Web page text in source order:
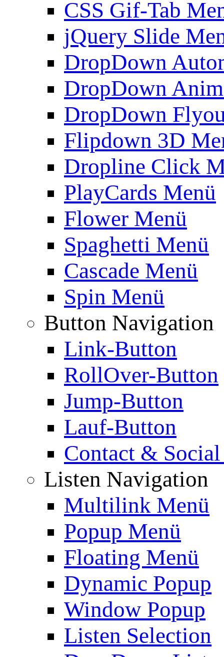
CSS Gif-Tab
jQuery Slide
DropDown
DropDown
DropDown
Flipdown 3D
Dropline Click
PlayCards Menü
Flower Menü
Spaghetti Menü
Cascade Menü
Spin Menü
Button Navigation
Link-Button
RollOver-Button
Jump-Button
Lauf-Button
Contact &
Listen Navigation
Multilink Menü
Popup Menü
Floating Menü
Dynamic Popup
Window Popup
Listen Selection